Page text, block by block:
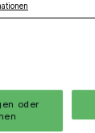
oder